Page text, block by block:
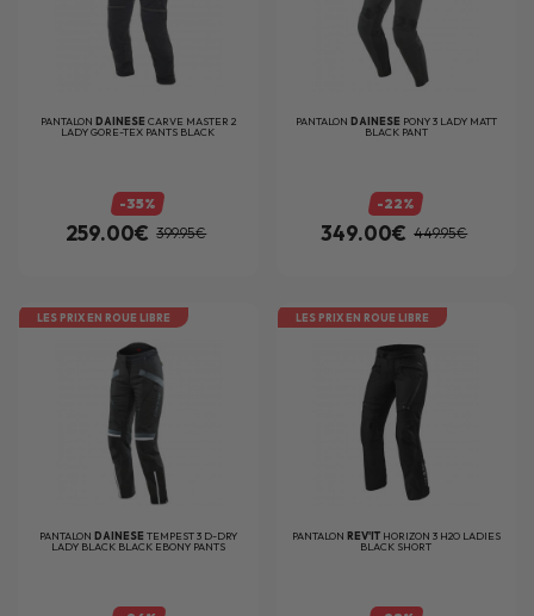
PANTALON DAINESE CARVE MASTER 2
LADY GORE-TEX PANTS BLACK
-35%
259.00€ 399.95€
PANTALON DAINESE PONY 3 LADY MATT
BLACK PANT
-22%
349.00€ 449.95€
LES PRIX EN ROUE LIBRE
PANTALON DAINESE TEMPEST 3 D-DRY
LADY BLACK BLACK EBONY PANTS
LES PRIX EN ROUE LIBRE
PANTALON REV'IT HORIZON 3 H2O LADIES
BLACK SHORT